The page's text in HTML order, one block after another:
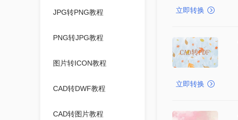
JPG转PNG教程
PNG转JPG教程
图片转ICON教程
CAD转DWF教程
CAD转图片教程
立即转换
立即转换